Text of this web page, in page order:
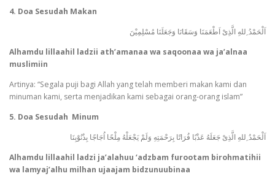
4. Doa Sesudah Makan
اَلْحَمْدُ ِللهِ الَّذِىْ اَطْعَمَنَا وَسَقَانَا وَجَعَلَنَا مُسْلِمِيْنَ
Alhamdu lillaahil ladzii ath’amanaa wa saqoonaa wa ja’alnaa
muslimiin
Artinya: “Segala puji bagi Allah yang telah memberi makan kami dan
minuman kami, serta menjadikan kami sebagai orang-orang islam”
5. Doa Sesudah Minum
اَلْحَمْدُ ِللهِ الَّذِىْ جَعَلَهُ عَذْبًا فُرَاتًا بِرَحْمَتِهِ وَلَمْ يَجْعَلْهُ مِلْحًا اُجَاجًا بِذُنُوْبِنَا
Alhamdu lillaahil ladzi ja’alahuu ‘adzbam furootam birohmatihii
wa lamyaj’alhu milhan ujaajam bidzunuubinaa